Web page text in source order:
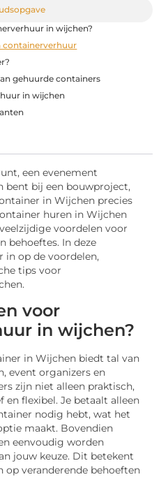
in wijchen?
containerverhuur
gehuurde containers
in wijchen
een evenement
bent bij een bouwproject,
in Wijchen precies
huren in Wijchen
voordelen voor
behoeftes. In deze
in op de voordelen,
tips voor
voor
in wijchen?
in Wijchen biedt tal van
event organizers en
zijn niet alleen praktisch,
en flexibel. Je betaalt alleen
nodig hebt, wat het
maakt. Bovendien
eenvoudig worden
jouw keuze. Dit betekent
op veranderende behoeften